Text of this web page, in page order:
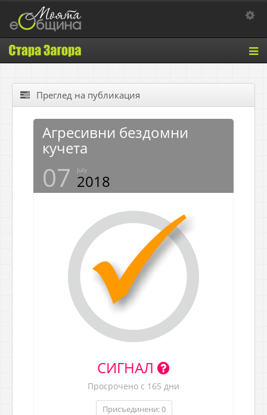
Преглед на публикация
Агресивни бездомни
кучета
07 July
2018
СИГНАЛ
Просрочено с 165 дни
Присъединени: 0